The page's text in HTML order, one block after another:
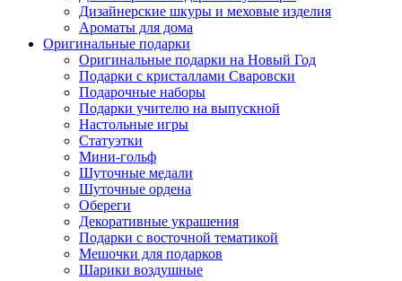
Дизайнерские шкуры и меховые изделия
Ароматы для дома
Оригинальные подарки
Оригинальные подарки на Новый Год
Подарки с кристаллами Сваровски
Подарочные наборы
Подарки учителю на выпускной
Настольные игры
Статуэтки
Мини-гольф
Шуточные медали
Шуточные ордена
Обереги
Декоративные украшения
Подарки с восточной тематикой
Мешочки для подарков
Шарики воздушные